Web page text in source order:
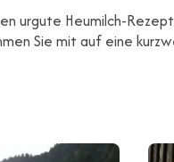
urgute Heumilch-
Sie mit auf eine